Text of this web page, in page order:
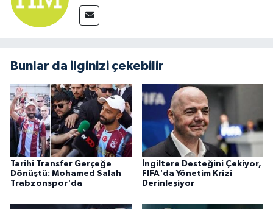
Bunlar da ilginizi çekebilir
Tarihi Transfer Gerçeğe
Dönüştü: Mohamed Salah
Trabzonspor'da
İngiltere Desteğini Çekiyor,
FIFA'da Yönetim Krizi
Derinleşiyor